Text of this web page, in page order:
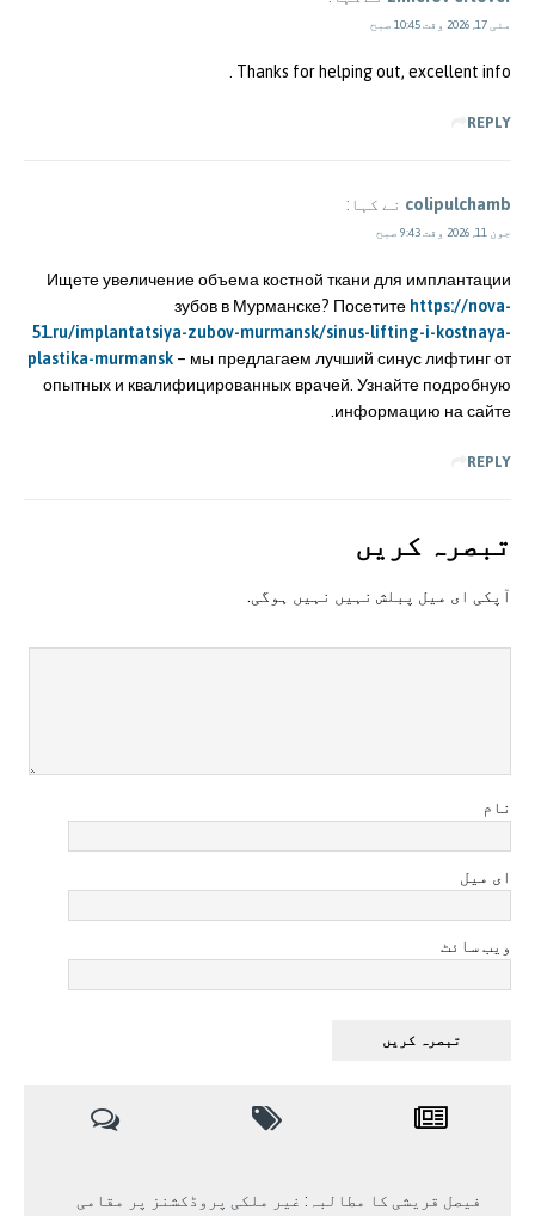
مئی 17, 2026 وقت 10:45 صبح
Thanks for helping out, excellent info .
REPLY
colipulchamb نے کہا:
جون 11, 2026 وقت 9:43 صبح
Ищете увеличение объема костной ткани для имплантации
зубов в Мурманске? Посетите https://nova-
51.ru/implantatsiya-zubov-murmansk/sinus-lifting-i-kostnaya-
plastika-murmansk – мы предлагаем лучший синус лифтинг от
опытных и квалифицированных врачей. Узнайте подробную
информацию на сайте.
REPLY
تبصرہ کريں
آپکی ای ميل پبلش نہيں نہيں ہوگی.
نام
ای میل
ویب سائٹ
فیصل قریشی کا مطالبہ: غیر ملکی پروڈکشنز پر مقامی